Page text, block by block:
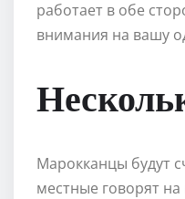
работает в обе
внимания на вашу
Марокканцы будут
местные говорят